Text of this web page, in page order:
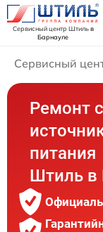
Сервисный центр Штильв
Барнауле
Сервисный
Ремонт
питания
Штиль в